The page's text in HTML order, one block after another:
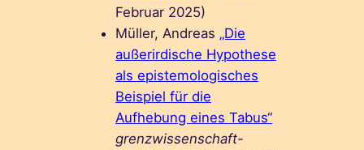
Februar 2025)
Müller, Andreas „Die
außerirdische Hypothese
als epistemologisches
Beispiel für die
Aufhebung eines Tabus“
grenzwissenschaft-